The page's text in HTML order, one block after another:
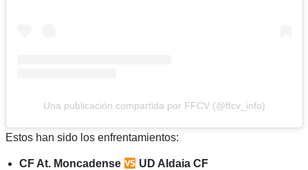
Una publicación compartida por FFCV (@ffcv_info)
Estos han sido los enfrentamientos:
CF At. Moncadense
UD Aldaia CF